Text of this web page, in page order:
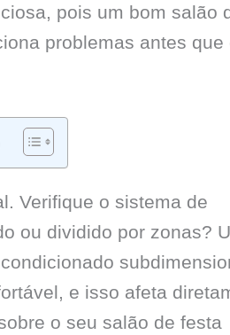
pois um bom salão
problemas antes que
Verifique o sistema de
ou dividido por zonas?
e isso afeta
o seu salão de festa